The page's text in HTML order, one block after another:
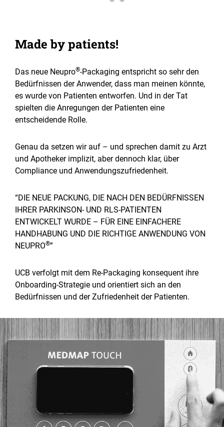
Made by patients!
Das neue Neupro®-Packaging entspricht so sehr den
Bedürfnissen der Anwender, dass man meinen könnte,
es wurde von Patienten entworfen. Und in der Tat
spielten die Anregungen der Patienten eine
entscheidende Rolle.
Genau da setzen wir auf – und sprechen damit zu Arzt
und Apotheker implizit, aber dennoch klar, über
Compliance und Anwendungszufriedenheit.
“DIE NEUE PACKUNG, DIE NACH DEN BEDÜRFNISSEN
IHRER PARKINSON- UND RLS-PATIENTEN
ENTWICKELT WURDE – FÜR EINE EINFACHERE
HANDHABUNG UND DIE RICHTIGE ANWENDUNG VON
NEUPRO®”
UCB verfolgt mit dem Re-Packaging konsequent ihre
Onboarding-Strategie und orientiert sich an den
Bedürfnissen und der Zufriedenheit der Patienten.